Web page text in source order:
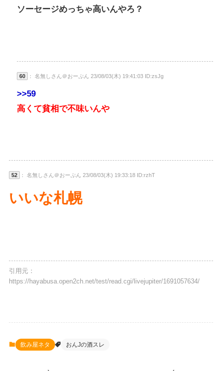
ソーセージめっちゃ高いんやろ？
60 ： 名無しさん＠おーぷん 23/08/03(木) 19:41:03 ID:zsJg
>>59
高くて貧相で不味いんや
52 ： 名無しさん＠おーぷん 23/08/03(木) 19:33:18 ID:rzhT
いいな札幌
引用元：
https://hayabusa.open2ch.net/test/read.cgi/livejupiter/1691057634/
飲み屋ネタ おんJの酒スレ